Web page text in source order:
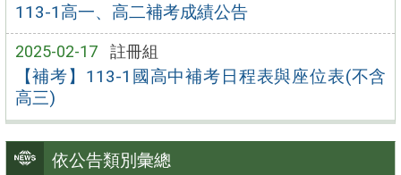
113-1高一、高二補考成績公告
2025-02-17 註冊組
【補考】113-1國高中補考日程表與座位表(不含
高三)
依公告類別彙總